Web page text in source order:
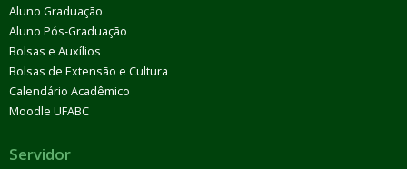
Aluno Graduação
Aluno Pós-Graduação
Bolsas e Auxílios
Bolsas de Extensão e Cultura
Calendário Acadêmico
Moodle UFABC
Servidor